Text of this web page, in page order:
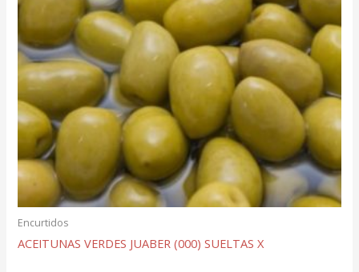
Encurtidos
ACEITUNAS VERDES JUABER (000) SUELTAS X